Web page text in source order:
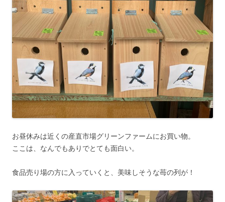
お昼休みは近くの産直市場グリーンファームにお買い物。
ここは、なんでもありでとても面白い。
食品売り場の方に入っていくと、美味しそうな苺の列が！